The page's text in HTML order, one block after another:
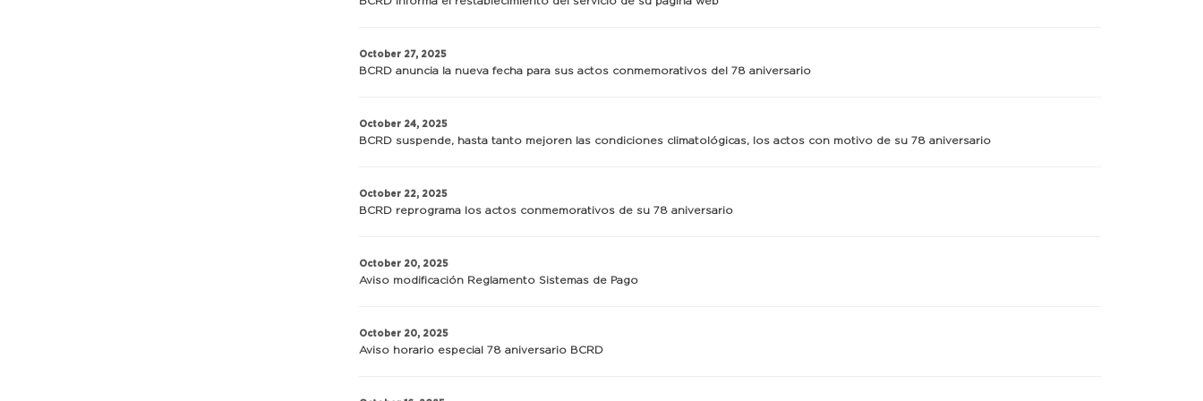
October 27, 2025
BCRD anuncia la nueva fecha para sus actos conmemorativos del 78 aniversario
October 24, 2025
BCRD suspende, hasta tanto mejoren las condiciones climatológicas, los actos con motivo de su 78 aniversario
October 22, 2025
BCRD reprograma los actos conmemorativos de su 78 aniversario
October 20, 2025
Aviso modificación Reglamento Sistemas de Pago
October 20, 2025
Aviso horario especial 78 aniversario BCRD